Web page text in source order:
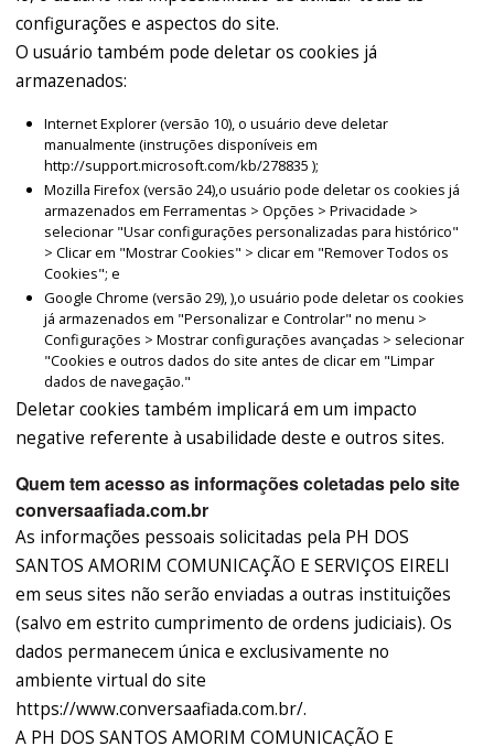
configurações e aspectos do site.
O usuário também pode deletar os cookies já
armazenados:
Internet Explorer (versão 10), o usuário deve deletar
manualmente (instruções disponíveis em
http://support.microsoft.com/kb/278835 );
Mozilla Firefox (versão 24),o usuário pode deletar os cookies já
armazenados em Ferramentas > Opções > Privacidade >
selecionar "Usar configurações personalizadas para histórico"
> Clicar em "Mostrar Cookies" > clicar em "Remover Todos os
Cookies"; e
Google Chrome (versão 29), ),o usuário pode deletar os cookies
já armazenados em "Personalizar e Controlar" no menu >
Configurações > Mostrar configurações avançadas > selecionar
"Cookies e outros dados do site antes de clicar em "Limpar
dados de navegação."
Deletar cookies também implicará em um impacto
negative referente à usabilidade deste e outros sites.
Quem tem acesso as informações coletadas pelo site
conversaafiada.com.br
As informações pessoais solicitadas pela PH DOS
SANTOS AMORIM COMUNICAÇÃO E SERVIÇOS EIRELI
em seus sites não serão enviadas a outras instituições
(salvo em estrito cumprimento de ordens judiciais). Os
dados permanecem única e exclusivamente no
ambiente virtual do site
https://www.conversaafiada.com.br/.
A PH DOS SANTOS AMORIM COMUNICAÇÃO E